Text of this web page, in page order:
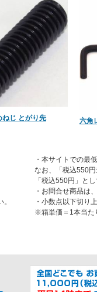
ねじ とがり先 六角
・本サイトでの最
なお、「税込550円
「税込550円」と
・お問合せ商品は
・小数点以下切り
※箱単価＝1本当た